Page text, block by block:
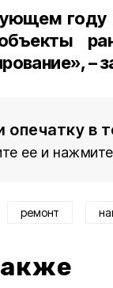
году
–
в
ее и
ремонт